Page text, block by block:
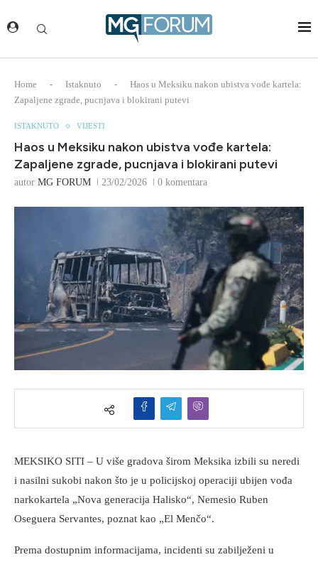
Home - Istaknuto -
Haos u Meksiku nakon ubistva vođe kartela:
Zapaljene zgrade, pucnjava i blokirani putevi
ISTAKNUTO VIJESTI
Haos u Meksiku nakon ubistva vođe kartela:
Zapaljene zgrade, pucnjava i blokirani putevi
autor MG FORUM 23/02/2026 0 komentara
MEKSIKO SITI – U više gradova širom Meksika izbili su neredi
i nasilni sukobi nakon što je u policijskoj operaciji ubijen vođa
narkokartela „Nova generacija Halisko“, Nemesio Ruben
Oseguera Servantes, poznat kao „El Menčo“.
Prema dostupnim informacijama, incidenti su zabilježeni u